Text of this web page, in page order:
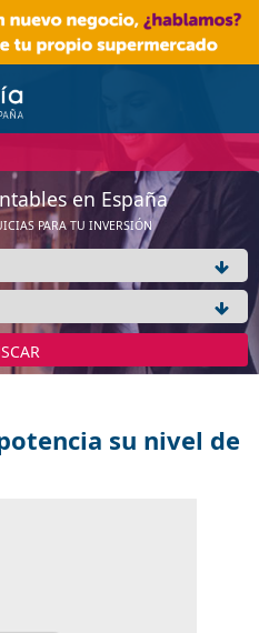
en España
PARA TU INVERSIÓN
su nivel de